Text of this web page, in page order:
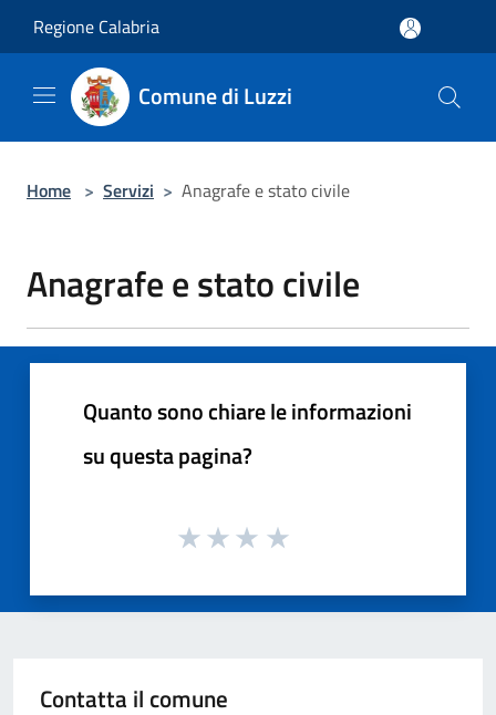
Regione Calabria
Comune di Luzzi
Home > Servizi > Anagrafe e stato civile
Anagrafe e stato civile
Quanto sono chiare le informazioni
su questa pagina?
Contatta il comune